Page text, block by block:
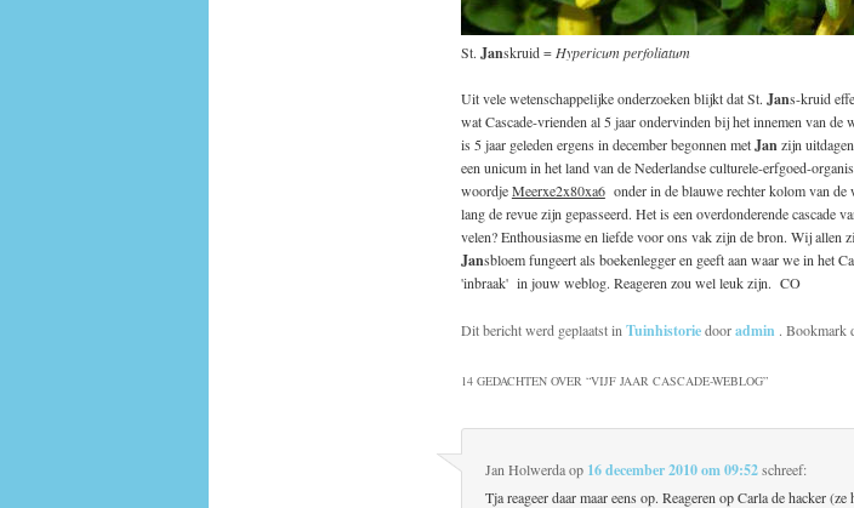
St. Janskruid = Hypericum perfoliatum
Uit vele wetenschappelijke onderzoeken blijkt dat St. Jans-kruid
wat Cascade-vrienden al 5 jaar ondervinden bij het innemen van de
is 5 jaar geleden ergens in december begonnen metJanzijn
een unicum in het land van de Nederlandse culturele-erfgoed-
woordjeMeerxe2x80xa6onder in de blauwe rechter kolom van de
lang de revue zijn gepasseerd. Het is een overdonderende cascade
velen? Enthousiasme en liefde voor ons vak zijn de bron. Wij allen
Jansbloem fungeert als boekenlegger en geeft aan waar we in het
'inbraak' in jouw weblog. Reageren zou wel leuk zijn. CO
Dit bericht werd geplaatst in Tuinhistoriedooradmin . Bookmark
14 GEDACHTEN OVER “VIJF JAAR CASCADE-WEBLOG”
Jan Holwerdaop 16 december 2010 om 09:52 schreef:
Tja reageer daar maar eens op. Reageren op Carla de hacker